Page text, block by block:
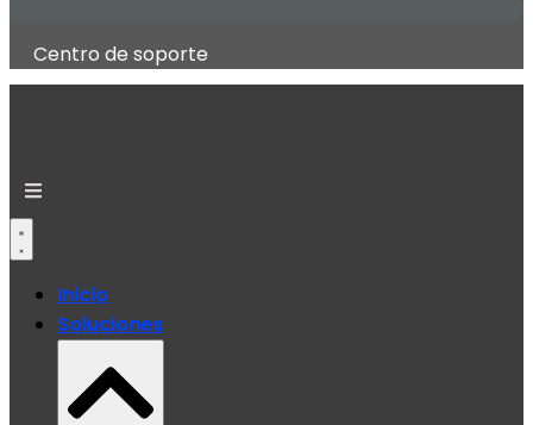
Centro de soporte
Inicio
Soluciones